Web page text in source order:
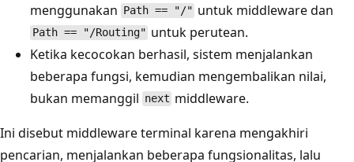
menggunakan Path == "/" untuk middleware dan
Path == "/Routing" untuk perutean.
Ketika kecocokan berhasil, sistem menjalankan
beberapa fungsi, kemudian mengembalikan nilai,
bukan memanggil next middleware.
Ini disebut middleware terminal karena mengakhiri
pencarian, menjalankan beberapa fungsionalitas, lalu